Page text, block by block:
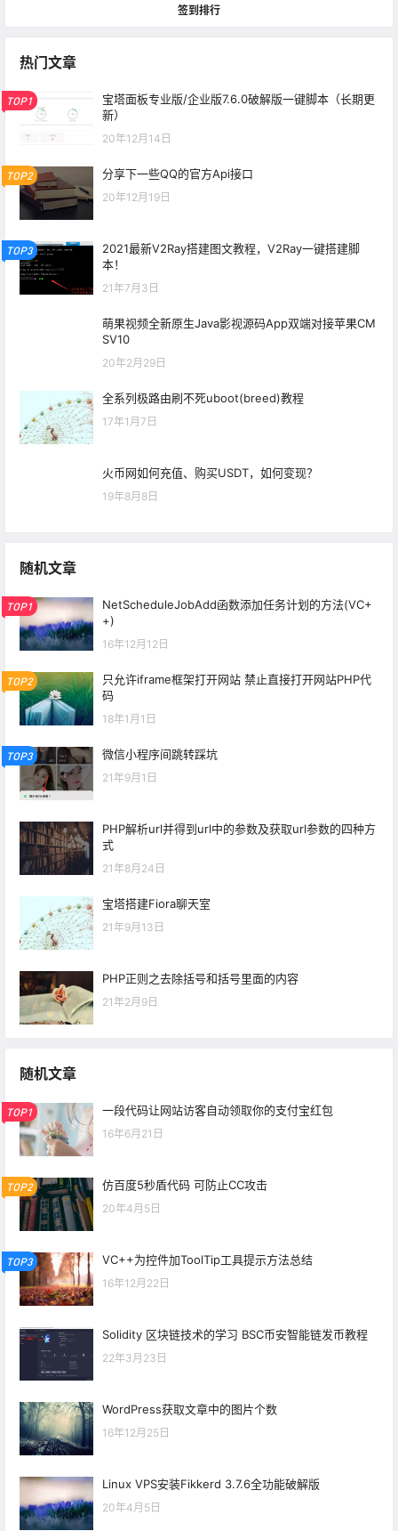
签到排行
热门文章
TOP1
宝塔面板专业版/企业版7.6.0破解版一键脚本（长期更
新）
20年12月14日
TOP2 分享下一些QQ的官方Api接口
20年12月19日
TOP3
2021最新V2Ray搭建图文教程，V2Ray一键搭建脚
本！
21年7月3日
萌果视频全新原生Java影视源码App双端对接苹果CM
SV10
20年2月29日
全系列极路由刷不死uboot(breed)教程
17年1月7日
火币网如何充值、购买USDT，如何变现？
19年8月8日
随机文章
TOP1
NetScheduleJobAdd函数添加任务计划的方法(VC+
+)
16年12月12日
TOP2
只允许iframe框架打开网站 禁止直接打开网站PHP代
码
18年1月1日
TOP3 微信小程序间跳转踩坑
21年9月1日
PHP解析url并得到url中的参数及获取url参数的四种方
式
21年8月24日
宝塔搭建Fiora聊天室
21年9月13日
PHP正则之去除括号和括号里面的内容
21年2月9日
随机文章
TOP1 一段代码让网站访客自动领取你的支付宝红包
16年6月21日
TOP2 仿百度5秒盾代码 可防止CC攻击
20年4月5日
TOP3 VC++为控件加ToolTip工具提示方法总结
16年12月22日
Solidity 区块链技术的学习 BSC币安智能链发币教程
22年3月23日
WordPress获取文章中的图片个数
16年12月25日
Linux VPS安装Fikkerd 3.7.6全功能破解版
20年4月5日